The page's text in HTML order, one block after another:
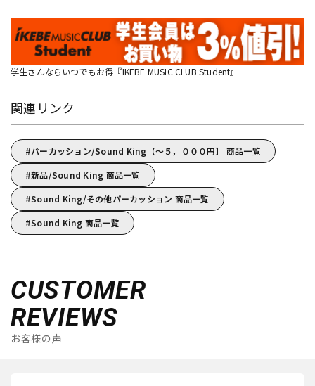
学生さんならいつでもお得『IKEBE MUSIC CLUB Student』
関連リンク
パーカッション/Sound King【～５，０００円】 商品一覧
新品/Sound King 商品一覧
Sound King/その他パーカッション 商品一覧
Sound King 商品一覧
CUSTOMER
REVIEWS
お客様の声